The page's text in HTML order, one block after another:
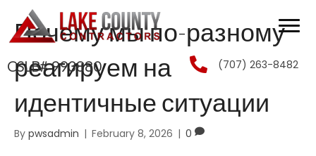
CSLB# 993880 (707) 263-8482
Почему мы по-разному
реагируем на
идентичные ситуации
By pwsadmin | February 8, 2026 | 0